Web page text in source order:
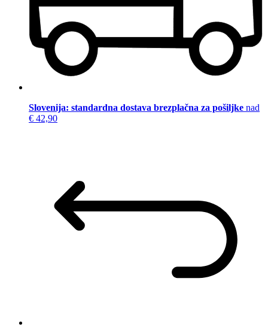
Slovenija: standardna dostava brezplačna za pošiljke nad
€ 42,90